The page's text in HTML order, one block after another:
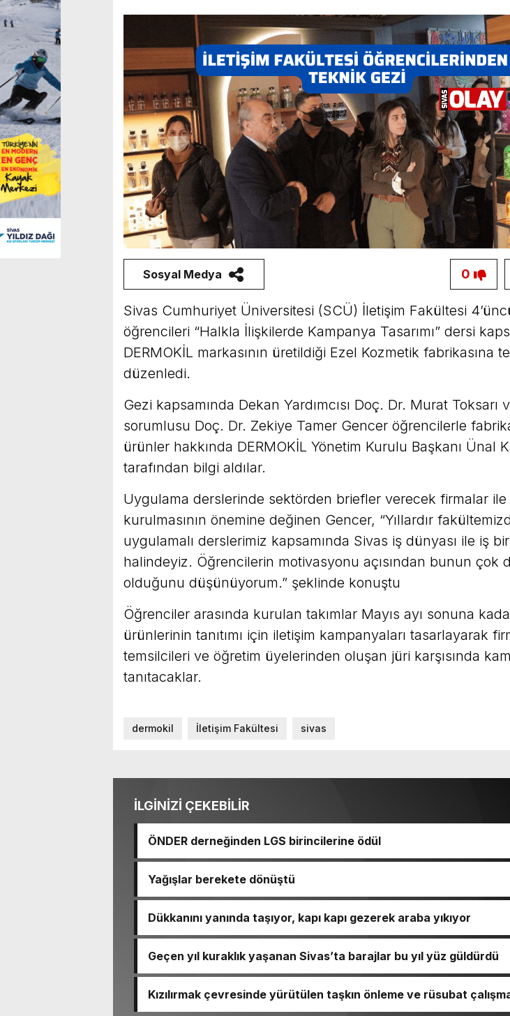
Sosyal Medya 0
Sivas Cumhuriyet Üniversitesi (SCÜ) İletişim Fakültesi
öğrencileri “Halkla İlişkilerde Kampanya Tasarımı” dersi
DERMOKİL markasının üretildiği Ezel Kozmetik fabrikasına
düzenledi.
Gezi kapsamında Dekan Yardımcısı Doç. Dr. Murat Toksarı
sorumlusu Doç. Dr. Zekiye Tamer Gencer öğrencilerle
ürünler hakkında DERMOKİL Yönetim Kurulu Başkanı Ünal
tarafından bilgi aldılar.
Uygulama derslerinde sektörden briefler verecek firmalar ile
kurulmasının önemine değinen Gencer, “Yıllardır
uygulamalı derslerimiz kapsamında Sivas iş dünyası ile iş
halindeyiz. Öğrencilerin motivasyonu açısından bunun çok
olduğunu düşünüyorum.” şeklinde konuştu
Öğrenciler arasında kurulan takımlar Mayıs ayı sonuna
ürünlerinin tanıtımı için iletişim kampanyaları tasarlayarak
temsilcileri ve öğretim üyelerinden oluşan jüri karşısında
tanıtacaklar.
dermokil İletişim Fakültesi sivas
İLGİNİZİ ÇEKEBİLİR
ÖNDER derneğinden LGS birincilerine ödül
Yağışlar berekete dönüştü
Dükkanını yanında taşıyor, kapı kapı gezerek araba yıkıyor
Geçen yıl kuraklık yaşanan Sivas’ta barajlar bu yıl yüz güldürdü
Kızılırmak çevresinde yürütülen taşkın önleme ve rüsubat
ediyor